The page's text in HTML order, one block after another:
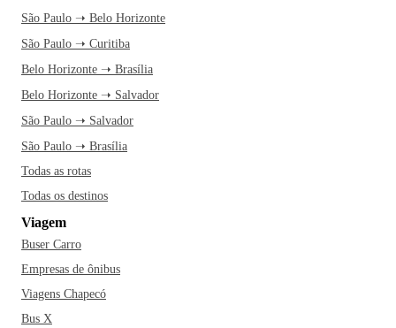
São Paulo ➝ Belo Horizonte
São Paulo ➝ Curitiba
Belo Horizonte ➝ Brasília
Belo Horizonte ➝ Salvador
São Paulo ➝ Salvador
São Paulo ➝ Brasília
Todas as rotas
Todas os destinos
Viagem
Buser Carro
Empresas de ônibus
Viagens Chapecó
Bus X